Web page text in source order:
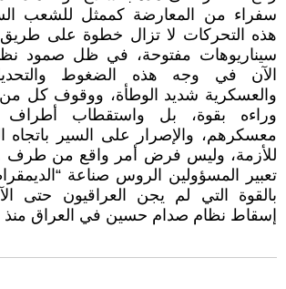
سفراء من المعارضة كممثل للشعب
هذه التحركات لا تزال خطوة على
سيناريوهات مفتوحة، في ظل صمود
الآن في وجه هذه الضغوط
والعسكرية شديد الوطأة، ووقوف كل من
وراءه بقوة، بل واستقطاب
معسكرهم، والإصرار على السير باتجاه
للأزمة، وليس فرض أمر واقع من
تعبير المسؤولين الروس صناعة
بالقوة التي لم يجن العراقيون حتى
إسقاط نظام صدام حسين في العراق منذ العام